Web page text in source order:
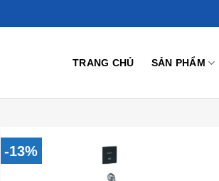
TRANG CHỦ SẢN PHẨM
-13%